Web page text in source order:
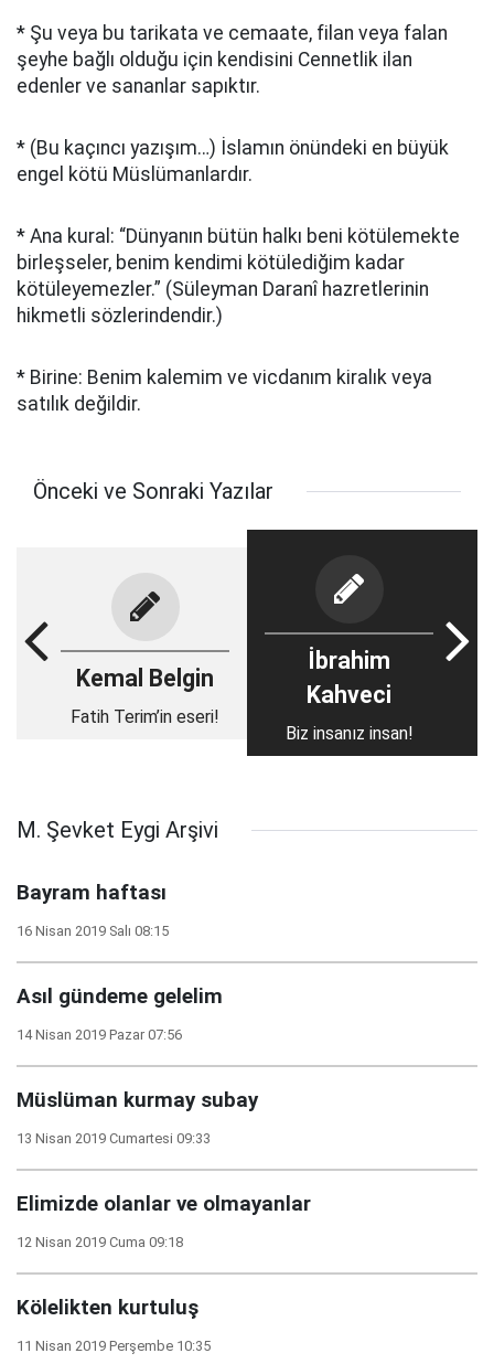
* Şu veya bu tarikata ve cemaate, filan veya falan
şeyhe bağlı olduğu için kendisini Cennetlik ilan
edenler ve sananlar sapıktır.
* (Bu kaçıncı yazışım…) İslamın önündeki en büyük
engel kötü Müslümanlardır.
* Ana kural: “Dünyanın bütün halkı beni kötülemekte
birleşseler, benim kendimi kötülediğim kadar
kötüleyemezler.” (Süleyman Daranî hazretlerinin
hikmetli sözlerindendir.)
* Birine: Benim kalemim ve vicdanım kiralık veya
satılık değildir.
Önceki ve Sonraki Yazılar
Kemal Belgin
Fatih Terim’in eseri!
İbrahim
Kahveci
Biz insanız insan!
M. Şevket Eygi Arşivi
Bayram haftası
16 Nisan 2019 Salı 08:15
Asıl gündeme gelelim
14 Nisan 2019 Pazar 07:56
Müslüman kurmay subay
13 Nisan 2019 Cumartesi 09:33
Elimizde olanlar ve olmayanlar
12 Nisan 2019 Cuma 09:18
Kölelikten kurtuluş
11 Nisan 2019 Perşembe 10:35